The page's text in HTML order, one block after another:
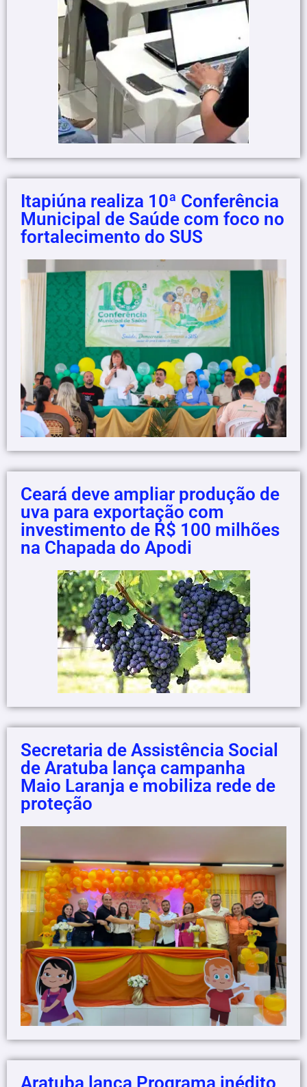
Itapiúna realiza 10ª Conferência
Municipal de Saúde com foco no
fortalecimento do SUS
Ceará deve ampliar produção de
uva para exportação com
investimento de R$ 100 milhões
na Chapada do Apodi
Secretaria de Assistência Social
de Aratuba lança campanha
Maio Laranja e mobiliza rede de
proteção